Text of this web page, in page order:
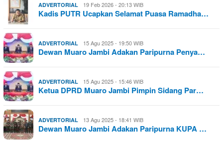
ADVERTORIAL 19 Feb 2026 - 20:13 WIB
Kadis PUTR Ucapkan Selamat Puasa Ramadha…
ADVERTORIAL 15 Agu 2025 - 19:50 WIB
Dewan Muaro Jambi Adakan Paripurna Penya…
ADVERTORIAL 15 Agu 2025 - 15:46 WIB
Ketua DPRD Muaro Jambi Pimpin Sidang Par…
ADVERTORIAL 13 Agu 2025 - 18:41 WIB
Dewan Muaro Jambi Adakan Paripurna KUPA …